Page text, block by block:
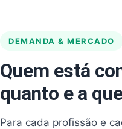
DEMANDA & MERCADO
Quem está
quanto e a
Para cada profissão e